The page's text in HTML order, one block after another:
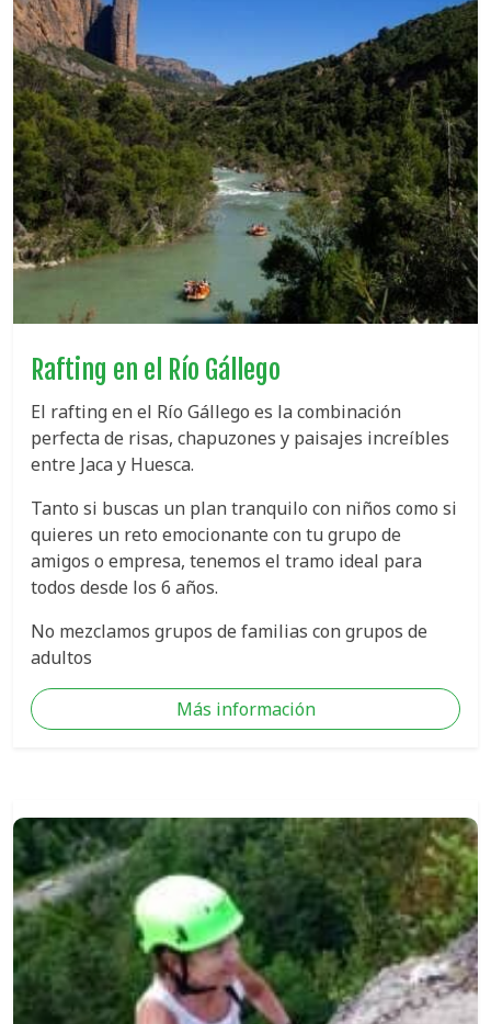
Rafting en el Río Gállego
El rafting en el Río Gállego es la combinación
perfecta de risas, chapuzones y paisajes increíbles
entre Jaca y Huesca.
Tanto si buscas un plan tranquilo con niños como si
quieres un reto emocionante con tu grupo de
amigos o empresa, tenemos el tramo ideal para
todos desde los 6 años.
No mezclamos grupos de familias con grupos de
adultos
Más información